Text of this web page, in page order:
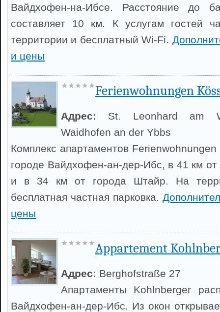
Вайдхофен-на-Ибсе. Расстояние до
составляет 10 км. К услугам гостей
территории и бесплатный Wi-Fi.
и цены
Ferienwohnungen
Адрес: St. Leonhard am
Waidhofen an der Ybbs
Комплекс апартаментов
городе Вайдхофен-ан-дер-Ибс, в 41 км
и в 34 км от города Штайр. На
бесплатная частная парковка.
цены
Appartement
Адрес: Berghofstraße 27
Апартаменты Kohlnberger
Вайдхофен-ан-дер-Ибс. Из окон